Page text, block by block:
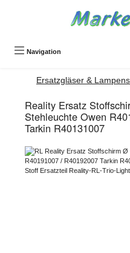
Navigation
Ersatzgläser &
Reality Ersatz
Stehleuchte Owen
Tarkin R40131007
Bildergalerie überspringen